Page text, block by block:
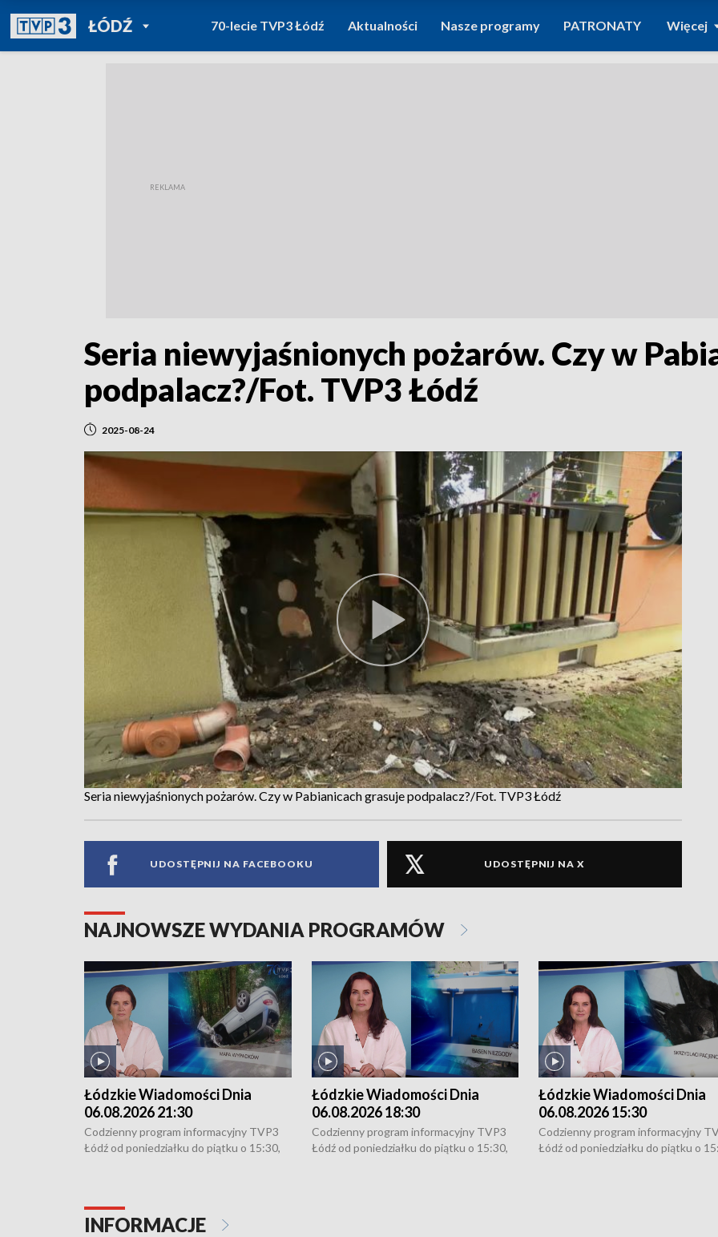
ŁÓDŹPOWRÓT DO
TVP REGIONY
70-lecie TVP3 Łódź Aktualności Nasze programy PATRONATY Więcej
Seria niewyjaśnionych pożarów. Czy w
podpalacz?/Fot. TVP3 Łódź
2025-08-24
Seria niewyjaśnionych pożarów. Czy w Pabianicach grasuje podpalacz?/Fot. TVP3 Łódź
UDOSTĘPNIJ NA FACEBOOKU UDOSTĘPNIJ NA X
NAJNOWSZE WYDANIA PROGRAMÓW
Łódzkie Wiadomości Dnia
06.08.2026 21:30
Codzienny program informacyjny TVP3
Łódź od poniedziałku do piątku o 15:30,
Łódzkie Wiadomości Dnia
06.08.2026 18:30
Codzienny program informacyjny TVP3
Łódź od poniedziałku do piątku o 15:30,
Łódzkie Wiadomości Dnia
06.08.2026 15:30
Codzienny program informacyjny
Łódź od poniedziałku do piątku o
INFORMACJE